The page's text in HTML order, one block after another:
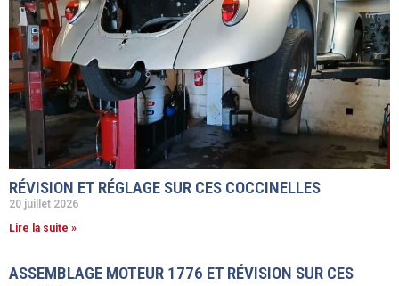
RÉVISION ET RÉGLAGE SUR CES COCCINELLES
20 juillet 2026
Lire la suite »
ASSEMBLAGE MOTEUR 1776 ET RÉVISION SUR CES